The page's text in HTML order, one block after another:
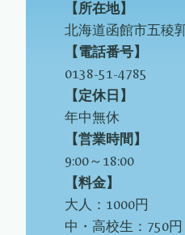
【所在地】
北海道函館市五稜
【電話番号】
0138-51-4785
【定休日】
年中無休
【営業時間】
9:00～18:00
【料金】
大人：1000円
中・高校生：750円